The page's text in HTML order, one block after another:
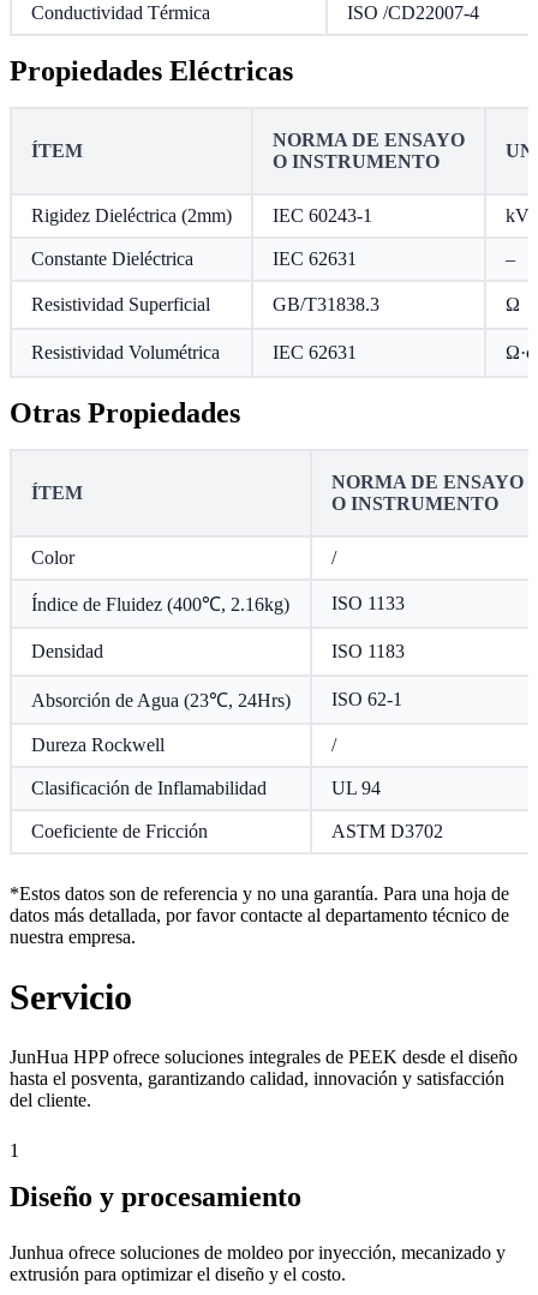
Conductividad Térmica ISO /CD22007-4
Propiedades Eléctricas
ÍTEM
NORMA DE ENSAYO
O INSTRUMENTO
Rigidez Dieléctrica (2mm) IEC 60243-1 kV/
Constante Dieléctrica IEC 62631 –
Resistividad Superficial GB/T31838.3 Ω
Resistividad Volumétrica IEC 62631
Otras Propiedades
ÍTEM
NORMA DE ENSAYO
O INSTRUMENTO
Color /
Índice de Fluidez (400℃, 2.16kg) ISO 1133
Densidad ISO 1183
Absorción de Agua (23℃, 24Hrs) ISO 62-1
Dureza Rockwell /
Clasificación de Inflamabilidad UL 94
Coeficiente de Fricción ASTM D3702
*Estos datos son de referencia y no una garantía. Para una hoja de
datos más detallada, por favor contacte al departamento técnico de
nuestra empresa.
Servicio
JunHua HPP ofrece soluciones integrales de PEEK desde el diseño
hasta el posventa, garantizando calidad, innovación y satisfacción
del cliente.
1
Diseño y procesamiento
Junhua ofrece soluciones de moldeo por inyección, mecanizado y
extrusión para optimizar el diseño y el costo.